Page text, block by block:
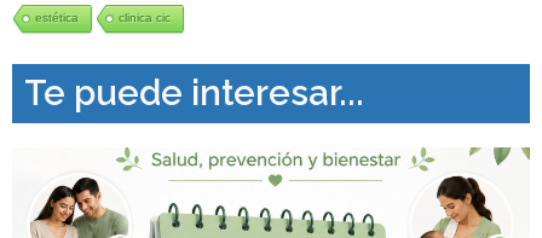
estética clinica cic
Te puede interesar...